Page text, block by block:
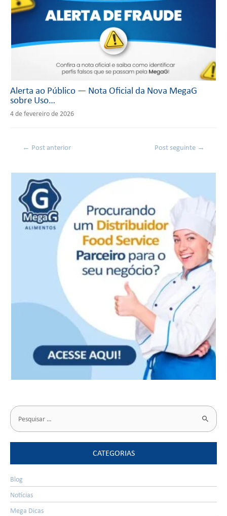
Alerta ao Público — Nota Oficial da Nova MegaG
sobre Uso…
4 de fevereiro de 2026
← Post anterior Post seguinte →
CATEGORIAS
Blog
Notícias
Mega Dicas